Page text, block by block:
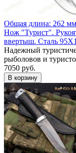
Общая длина: 262
Нож "Турист".
ввертыш. Сталь
Надежный
рыболовов и
7050 руб.